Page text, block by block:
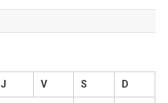
J V S D